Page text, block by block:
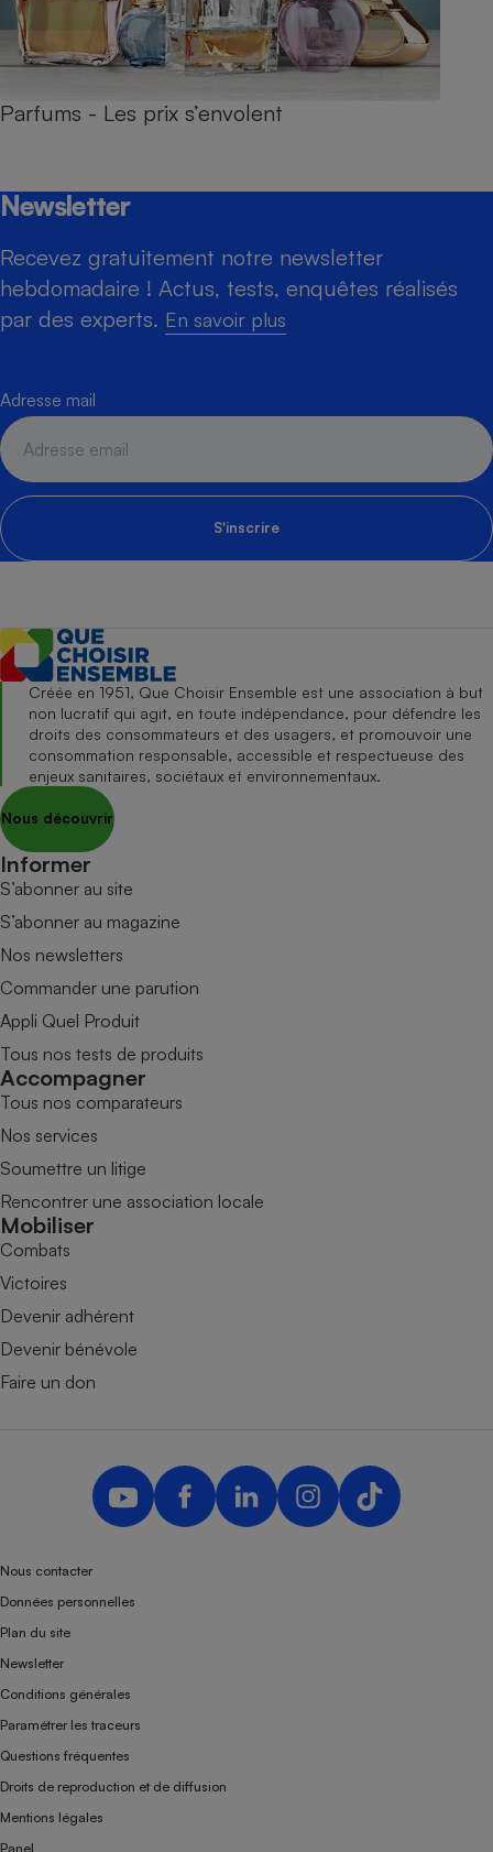
Parfums - Les prix s’envolent
Newsletter
Recevez gratuitement notre newsletter
hebdomadaire ! Actus, tests, enquêtes réalisés
par des experts. En savoir plus
Adresse mail
S'inscrire
Créée en 1951, Que Choisir Ensemble est une association à but
non lucratif qui agit, en toute indépendance, pour défendre les
droits des consommateurs et des usagers, et promouvoir une
consommation responsable, accessible et respectueuse des
enjeux sanitaires, sociétaux et environnementaux.
Nous découvrir
Informer
S’abonner au site
S’abonner au magazine
Nos newsletters
Commander une parution
Appli Quel Produit
Tous nos tests de produits
Accompagner
Tous nos comparateurs
Nos services
Soumettre un litige
Rencontrer une association locale
Mobiliser
Combats
Victoires
Devenir adhérent
Devenir bénévole
Faire un don
Nous contacter
Données personnelles
Plan du site
Newsletter
Conditions générales
Paramétrer les traceurs
Questions fréquentes
Droits de reproduction et de diffusion
Mentions légales
Panel